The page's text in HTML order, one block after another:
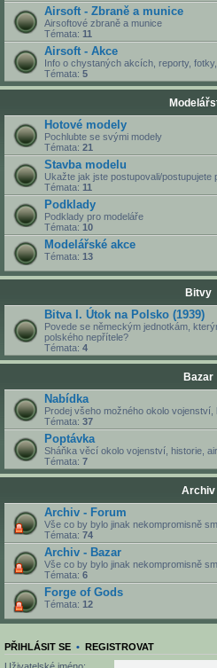
Airsoft - Zbraně a munice
Airsoftové zbraně a munice
Témata: 11
Airsoft - Akce
Info o chystaných akcích, reporty, fotky,..
Témata: 5
Hotové modely
Pochlubte se svými modely
Témata: 21
Stavba modelu
Ukažte jak jste postupovali/postupujete
Témata: 11
Podklady
Podklady pro modeláře
Témata: 10
Modelářské akce
Témata: 13
Bitvy
Bitva I. Útok na Polsko (1939)
Povede se německým jednotkám,
polského nepřítele?
Témata: 4
Bazar
Nabídka
Prodej všeho možného okolo
Témata: 37
Poptávka
Sháňka věcí okolo vojenství, historie,
Témata: 7
Archiv
Archiv - Forum
Vše co by bylo jinak nekompromisně
Témata: 74
Archiv - Bazar
Vše co by bylo jinak nekompromisně
Témata: 6
Forge of Gods
Témata: 12
PŘIHLÁSIT SE • REGISTROVAT